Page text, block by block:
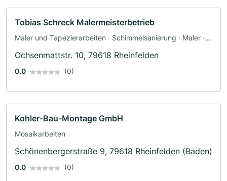
Tobias Schreck Malermeisterbetrieb
Maler und Tapezierarbeiten · Schimmelsanierung · Maler ·
Ochsenmattstr. 10, 79618 Rheinfelden
0.0 (0)
Kohler-Bau-Montage GmbH
Mosaikarbeiten
Schönenbergerstraße 9, 79618 Rheinfelden (Baden)
0.0 (0)